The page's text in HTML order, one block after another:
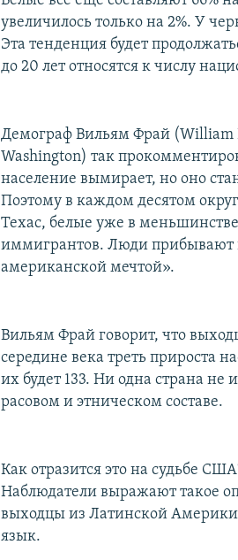
увеличилось только на 2%. У
Эта тенденция будет
до 20 лет относятся к числу
Демограф Вильям Фрай (William
Washington) так
население вымирает, но оно
Поэтому в каждом десятом
Техас, белые уже в
иммигрантов. Люди прибывают
американской мечтой».
Вильям Фрай говорит, что
середине века треть прироста
их будет 133. Ни одна страна
расовом и этническом составе.
Как отразится это на судьбе
Наблюдатели выражают такое
выходцы из Латинской
язык.